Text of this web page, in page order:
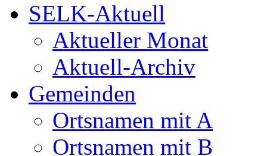
SELK-Aktuell
Aktueller Monat
Aktuell-Archiv
Gemeinden
Ortsnamen mit A
Ortsnamen mit B